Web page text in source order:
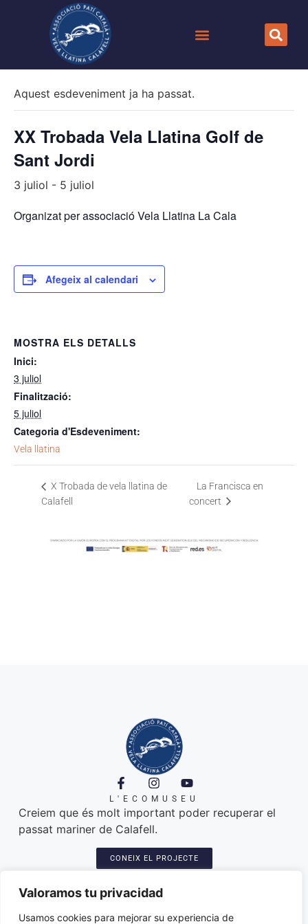
Valoramos tu privacidad
Usamos cookies para mejorar su experiencia de
« Tots els Esdeveniments
Aquest esdeveniment ja ha passat.
XX Trobada Vela Llatina Golf de
Sant Jordi
3 juliol - 5 juliol
Organizat per associació Vela Llatina La Cala
Afegeix al calendari
MOSTRA ELS DETALLS
Inici:
3 juliol
Finalització:
5 juliol
Categoria d'Esdeveniment:
Vela llatina
X Trobada de vela llatina de
Calafell
La Francisca en
concert
L'ECOMUSEU
Creiem que és molt important poder recuperar el
passat mariner de Calafell.
CONEIX EL PROJECTE
Platja de Calafell. 43820
Seu: Carretera del Sanatori, 3
Amarres de les llatines: plaça del port